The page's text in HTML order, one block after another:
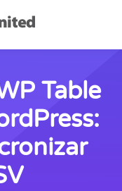
Table